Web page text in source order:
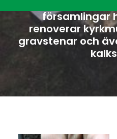
församlingar
renoverar
gravstenar och